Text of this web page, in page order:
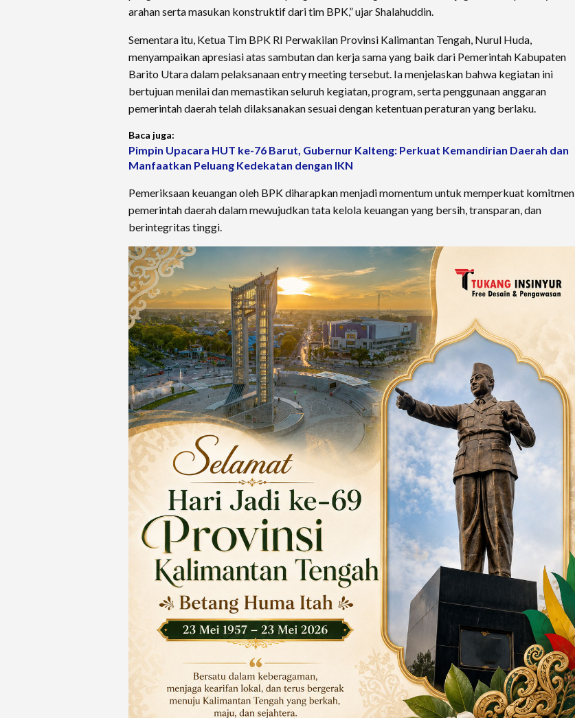
arahan serta masukan konstruktif dari tim BPK,” ujar Shalahuddin.
Sementara itu, Ketua Tim BPK RI Perwakilan Provinsi Kalimantan Tengah, Nurul Huda,
menyampaikan apresiasi atas sambutan dan kerja sama yang baik dari Pemerintah Kabupaten
Barito Utara dalam pelaksanaan entry meeting tersebut. Ia menjelaskan bahwa kegiatan ini
bertujuan menilai dan memastikan seluruh kegiatan, program, serta penggunaan anggaran
pemerintah daerah telah dilaksanakan sesuai dengan ketentuan peraturan yang berlaku.
Baca juga:
Pimpin Upacara HUT ke-76 Barut, Gubernur Kalteng: Perkuat Kemandirian Daerah dan
Manfaatkan Peluang Kedekatan dengan IKN
Pemeriksaan keuangan oleh BPK diharapkan menjadi momentum untuk memperkuat komitmen
pemerintah daerah dalam mewujudkan tata kelola keuangan yang bersih, transparan, dan
berintegritas tinggi.